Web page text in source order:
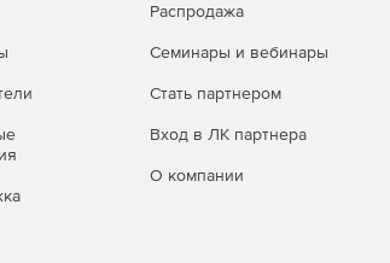
Распродажа
Семинары и вебинары
Стать партнером
Вход в ЛК партнера
О компании